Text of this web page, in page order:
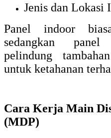
Jenis dan Lokasi
Panel indoor
sedangkan
pelindung
untuk ketahanan
Cara Kerja Main
(MDP)